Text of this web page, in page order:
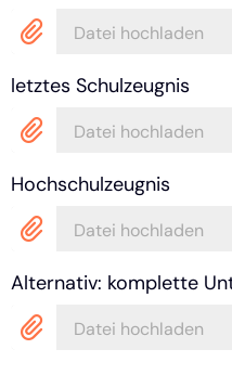
Datei hochladen
letztes Schulzeugnis
Datei hochladen
Hochschulzeugnis
Datei hochladen
Alternativ: komplette
Datei hochladen